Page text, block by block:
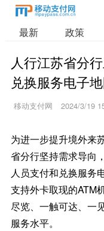
最新 政策
人行江苏省分
兑换服务电子
移动支付网 2024/3/19
为进一步提升境外来
省分行坚持需求导向
人员支付和兑换服务
支持外卡取现的ATM
尽览、一触可达、一
服务水平。